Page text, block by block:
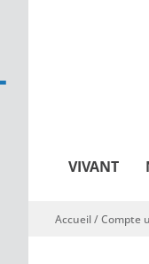
VIVANT
Vous êtes ici
Accueil/Compte